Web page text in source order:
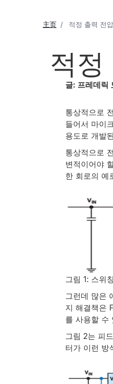
主页 적정 출력 전
적정
글: 프레데
통상적으로
들어서 마이
용도로 개발
통상적으로
변적이어야
한 회로의 예
그림 1: 스위
그런데 많은
지 해결책은
를 사용할 수
그림 2는 피
터가 이런 방